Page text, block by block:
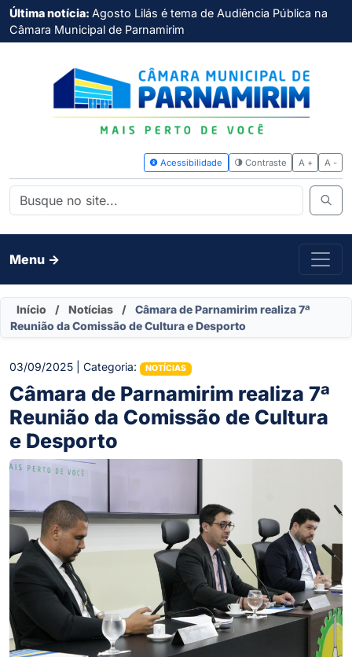
Última notícia: Agosto Lilás é tema de Audiência Pública na
Câmara Municipal de Parnamirim
Menu ->
Início / Notícias /
Câmara de Parnamirim realiza 7ª
Reunião da Comissão de Cultura e Desporto
03/09/2025 | Categoria: NOTÍCIAS
Câmara de Parnamirim realiza 7ª
Reunião da Comissão de Cultura
e Desporto